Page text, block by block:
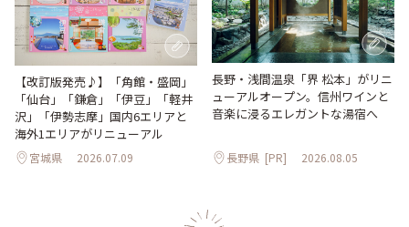
【改訂版発売♪】「角館・盛岡」
「仙台」「鎌倉」「伊豆」「軽井
沢」「伊勢志摩」国内6エリアと
海外1エリアがリニューアル
宮城県 2026.07.09
長野・浅間温泉「界 松本」がリニ
ューアルオープン。信州ワインと
音楽に浸るエレガントな湯宿へ
長野県 [PR] 2026.08.05